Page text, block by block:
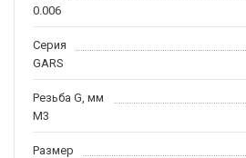
0.006
Серия
GARS
Резьба G, мм
M3
Размер